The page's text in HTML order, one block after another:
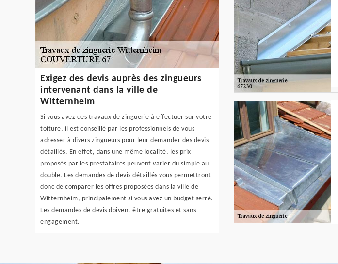
Exigez des devis auprès des zingueurs
intervenant dans la ville de
Witternheim
Si vous avez des travaux de zinguerie à effectuer sur votre
toiture, il est conseillé par les professionnels de vous
adresser à divers zingueurs pour leur demander des devis
détaillés. En effet, dans une même localité, les prix
proposés par les prestataires peuvent varier du simple au
double. Les demandes de devis détaillés vous permettront
donc de comparer les offres proposées dans la ville de
Witternheim, principalement si vous avez un budget serré.
Les demandes de devis doivent être gratuites et sans
engagement.